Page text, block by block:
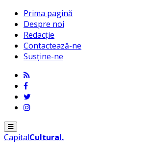
Prima pagină
Despre noi
Redacție
Contactează-ne
Susține-ne
Menu
CapitalCultural.